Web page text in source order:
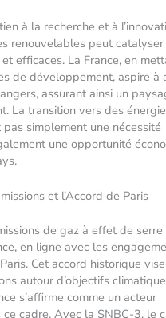
à la recherche et à
renouvelables peut
efficaces. La France, en
de développement, aspire à
assurant ainsi un
La transition vers des
pas simplement une nécessité
une opportunité
et l’Accord de Paris
de gaz à effet de serre
en ligne avec les
Cet accord historique
autour d’objectifs
s’affirme comme un acteur
cadre. Avec la SNBC-3, le